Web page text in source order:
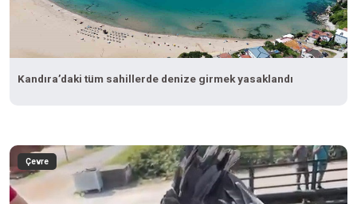
Kandıra’daki tüm sahillerde denize girmek yasaklandı
Çevre